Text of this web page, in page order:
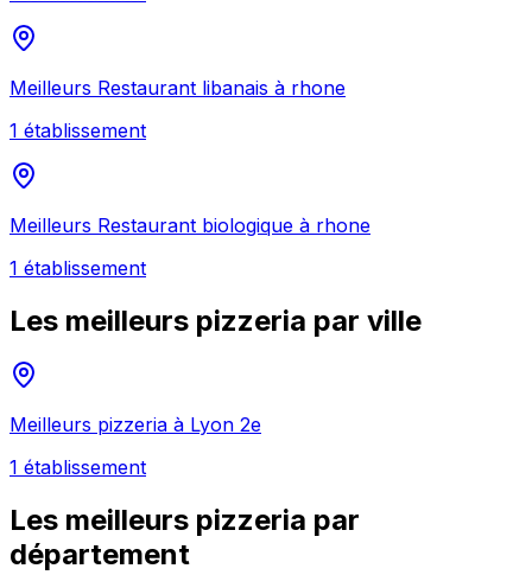
Meilleurs Restaurant libanais à rhone
1 établissement
Meilleurs Restaurant biologique à rhone
1 établissement
Les meilleurs pizzeria par ville
Meilleurs pizzeria à Lyon 2e
1 établissement
Les meilleurs pizzeria par
département